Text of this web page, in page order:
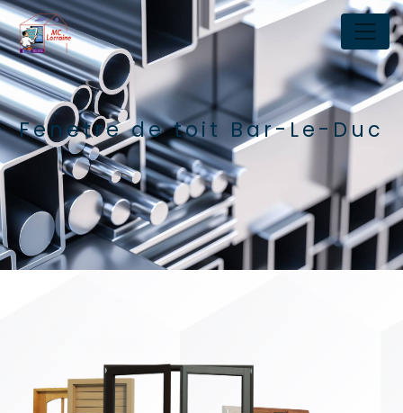
Panneau de gestion des cookies
Fenetre de toit Bar-Le-Duc